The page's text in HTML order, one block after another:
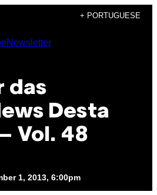
+ PORTUGUESE
Newsletter
das
Desta
Vol. 48
1, 2013, 6:00pm